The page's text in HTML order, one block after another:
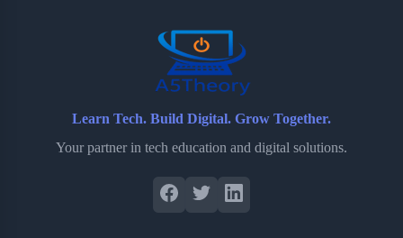
Learn Tech. Build Digital. Grow Together.
Your partner in tech education and digital solutions.